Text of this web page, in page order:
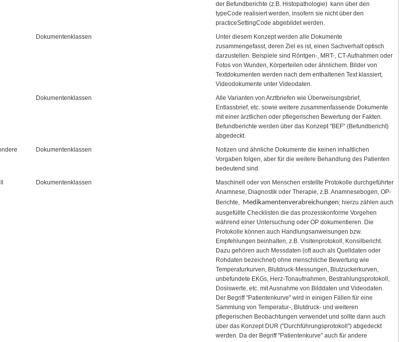
der Befundberichte (z.B. Histopathologie) kann über den
typeCode realisiert werden, insofern sie nicht über den
practiceSettingCode abgebildet werden.
Dokumentenklassen
Unter diesem Konzept werden alle Dokumente
zusammengefasst, deren Ziel es ist, einen Sachverhalt optisch
darzustellen. Beispiele sind Röntgen-, MRT-, CT-Aufnahmen oder
Fotos von Wunden, Körperteilen oder ähnlichem. Bilder von
Textdokumenten werden nach dem enthaltenen Text klassiert,
Videodokumente unter Videodaten.
Dokumentenklassen
Alle Varianten von Arztbriefen wie Überweisungsbrief,
Entlassbrief, etc. sowie weitere zusammenfassende Dokumente
mit einer ärztlichen oder pflegerischen Bewertung der Fakten.
Befundberichte werden über das Konzept "BEF" (Befundbericht)
abgedeckt.
Dokumentenklassen
Notizen und ähnliche Dokumente die keinen inhaltlichen
Vorgaben folgen, aber für die weitere Behandlung des Patienten
bedeutend sind.
Dokumentenklassen
Maschinell oder von Menschen erstellte Protokolle durchgeführter
Anamnese, Diagnostik oder Therapie, z.B. Anamnesebogen, OP-
Berichte, Medikamentenverabreichungen; hierzu zählen auch
ausgefüllte Checklisten die das prozesskonforme Vorgehen
während einer Untersuchung oder OP dokumentieren. Die
Protokolle können auch Handlungsanweisungen bzw.
Empfehlungen beinhalten, z.B. Visitenprotokoll, Konsilbericht.
Dazu gehören auch Messdaten (oft auch als Quelldaten oder
Rohdaten bezeichnet) ohne menschliche Bewertung wie
Temperaturkurven, Blutdruck-Messungen, Blutzuckerkurven,
unbefundete EKGs, Herz-Tonaufnahmen, Bestrahlungsprotokoll,
Dosiswerte, etc. mit Ausnahme von Bilddaten und Videodaten.
Der Begriff "Patientenkurve" wird in einigen Fällen für eine
Sammlung von Temperatur-, Blutdruck- und weiteren
pflegerischen Beobachtungen verwendet und sollte dann auch
über das Konzept DUR ("Durchführungsprotokoll") abgedeckt
werden. Da der Begriff "Patientenkurve" auch für andere